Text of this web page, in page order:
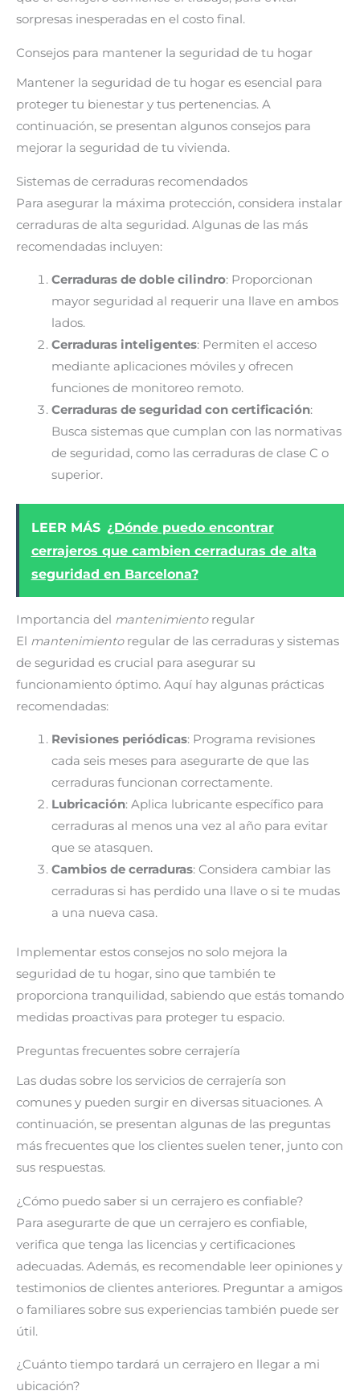
sorpresas inesperadas en el costo final.
Consejos para mantener la seguridad de tu hogar
Mantener la seguridad de tu hogar es esencial para
proteger tu bienestar y tus pertenencias. A
continuación, se presentan algunos consejos para
mejorar la seguridad de tu vivienda.
Sistemas de cerraduras recomendados
Para asegurar la máxima protección, considera instalar
cerraduras de alta seguridad. Algunas de las más
recomendadas incluyen:
Cerraduras de doble cilindro: Proporcionan
mayor seguridad al requerir una llave en ambos
lados.
Cerraduras inteligentes: Permiten el acceso
mediante aplicaciones móviles y ofrecen
funciones de monitoreo remoto.
Cerraduras de seguridad con certificación:
Busca sistemas que cumplan con las normativas
de seguridad, como las cerraduras de clase C o
superior.
LEER MÁS ¿Dónde puedo encontrar
cerrajeros que cambien cerraduras de alta
seguridad en Barcelona?
Importancia del mantenimientoregular
El mantenimientoregular de las cerraduras y sistemas
de seguridad es crucial para asegurar su
funcionamiento óptimo. Aquí hay algunas prácticas
recomendadas:
Revisiones periódicas: Programa revisiones
cada seis meses para asegurarte de que las
cerraduras funcionan correctamente.
Lubricación: Aplica lubricante específico para
cerraduras al menos una vez al año para evitar
que se atasquen.
Cambios de cerraduras: Considera cambiar las
cerraduras si has perdido una llave o si te mudas
a una nueva casa.
Implementar estos consejos no solo mejora la
seguridad de tu hogar, sino que también te
proporciona tranquilidad, sabiendo que estás tomando
medidas proactivas para proteger tu espacio.
Preguntas frecuentes sobre cerrajería
Las dudas sobre los servicios de cerrajería son
comunes y pueden surgir en diversas situaciones. A
continuación, se presentan algunas de las preguntas
más frecuentes que los clientes suelen tener, junto con
sus respuestas.
¿Cómo puedo saber si un cerrajero es confiable?
Para asegurarte de que un cerrajero es confiable,
verifica que tenga las licencias y certificaciones
adecuadas. Además, es recomendable leer opiniones y
testimonios de clientes anteriores. Preguntar a amigos
o familiares sobre sus experiencias también puede ser
útil.
¿Cuánto tiempo tardará un cerrajero en llegar a mi
ubicación?